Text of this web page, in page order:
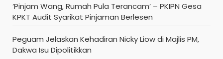
‘Pinjam Wang, Rumah Pula Terancam’ – PKIPN Gesa
KPKT Audit Syarikat Pinjaman Berlesen
Peguam Jelaskan Kehadiran Nicky Liow di Majlis PM,
Dakwa Isu Dipolitikkan